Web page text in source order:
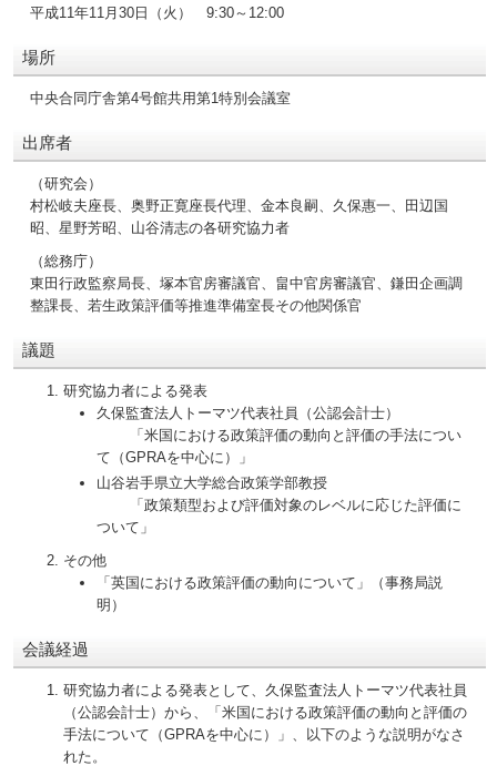
平成11年11月30日（火） 9:30～12:00
場所
中央合同庁舎第4号館共用第1特別会議室
出席者
（研究会）
村松岐夫座長、奥野正寛座長代理、金本良嗣、久保惠一、田辺国
昭、星野芳昭、山谷清志の各研究協力者
（総務庁）
東田行政監察局長、塚本官房審議官、畠中官房審議官、鎌田企画調
整課長、若生政策評価等推進準備室長その他関係官
議題
研究協力者による発表
久保監査法人トーマツ代表社員（公認会計士）
「米国における政策評価の動向と評価の手法につい
て（GPRAを中心に）」
山谷岩手県立大学総合政策学部教授
「政策類型および評価対象のレベルに応じた評価に
ついて」
その他
「英国における政策評価の動向について」（事務局説
明）
会議経過
研究協力者による発表として、久保監査法人トーマツ代表社員
（公認会計士）から、「米国における政策評価の動向と評価の
手法について（GPRAを中心に）」、以下のような説明がなさ
れた。